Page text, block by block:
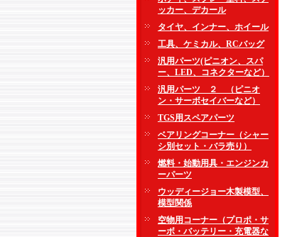
ッカー、デカール
タイヤ、インナー、ホイール
工具、ケミカル、RCバッグ
汎用パーツ(ピニオン、スパ
ー、LED、コネクターなど）
汎用パーツ ２ （ピニオ
ン・サーボセイバーなど）
TGS用スペアパーツ
ベアリングコーナー（シャー
シ別セット・バラ売り）
燃料・始動用具・エンジンカ
ーパーツ
ウッディージョー木製模型、
模型関係
空物用コーナー（プロポ・サ
ーボ・バッテリー・充電器な